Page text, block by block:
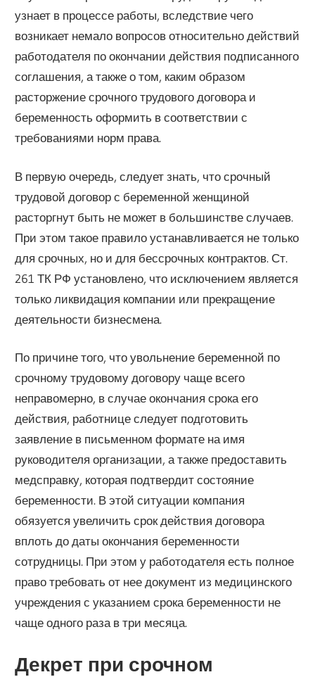
узнает в процессе работы, вследствие чего
возникает немало вопросов относительно действий
работодателя по окончании действия подписанного
соглашения, а также о том, каким образом
расторжение срочного трудового договора и
беременность оформить в соответствии с
требованиями норм права.
В первую очередь, следует знать, что срочный
трудовой договор с беременной женщиной
расторгнут быть не может в большинстве случаев.
При этом такое правило устанавливается не только
для срочных, но и для бессрочных контрактов. Ст.
261 ТК РФ установлено, что исключением является
только ликвидация компании или прекращение
деятельности бизнесмена.
По причине того, что увольнение беременной по
срочному трудовому договору чаще всего
неправомерно, в случае окончания срока его
действия, работнице следует подготовить
заявление в письменном формате на имя
руководителя организации, а также предоставить
медсправку, которая подтвердит состояние
беременности. В этой ситуации компания
обязуется увеличить срок действия договора
вплоть до даты окончания беременности
сотрудницы. При этом у работодателя есть полное
право требовать от нее документ из медицинского
учреждения с указанием срока беременности не
чаще одного раза в три месяца.
Декрет при срочном